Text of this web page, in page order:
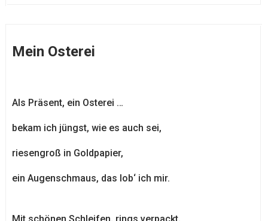
Mein Osterei
Als Präsent, ein Osterei …
bekam ich jüngst, wie es auch sei,
riesengroß in Goldpapier,
ein Augenschmaus, das lob‘ ich mir.